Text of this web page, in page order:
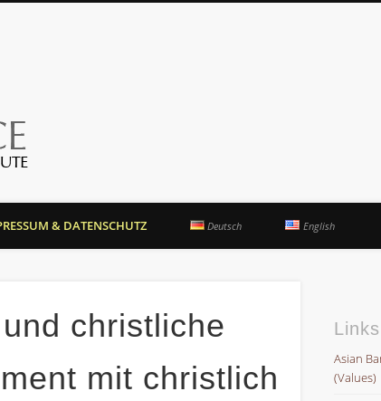
& DATENSCHUTZ Deutsch English
christliche
mit christlich
Links
Asian
(Values)